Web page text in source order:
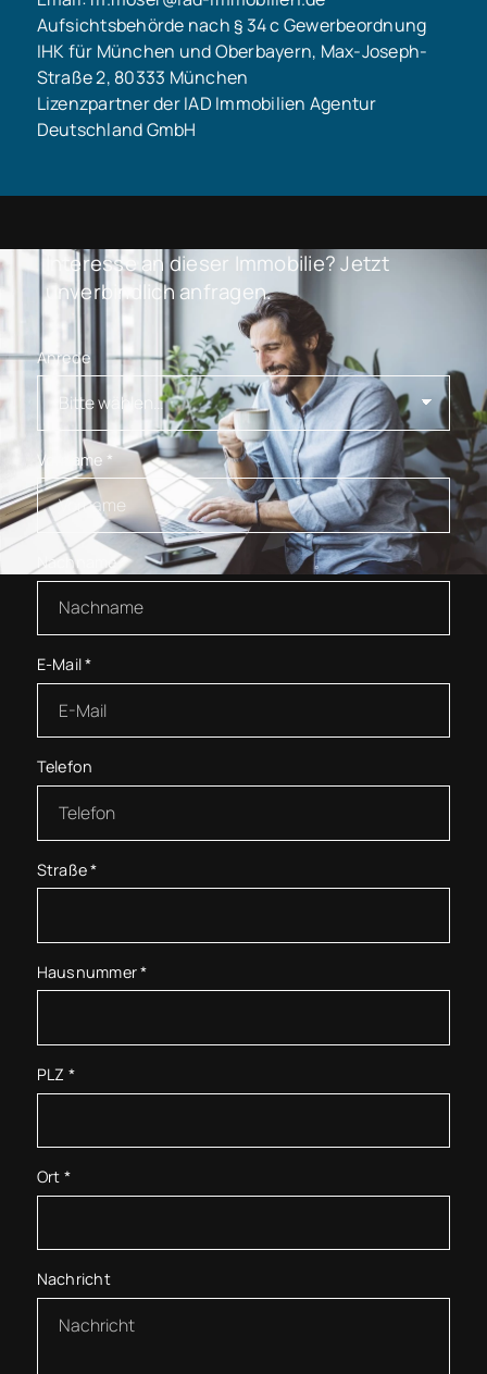
Aufsichtsbehörde nach § 34 c Gewerbeordnung
IHK für München und Oberbayern, Max-Joseph-
Straße 2, 80333 München
Lizenzpartner der IAD Immobilien Agentur
Deutschland GmbH
Interesse an dieser Immobilie? Jetzt
unverbindlich anfragen.
Anrede
Vorname *
Nachname*
E-Mail*
Telefon
Straße*
Hausnummer*
PLZ *
Ort *
Nachricht